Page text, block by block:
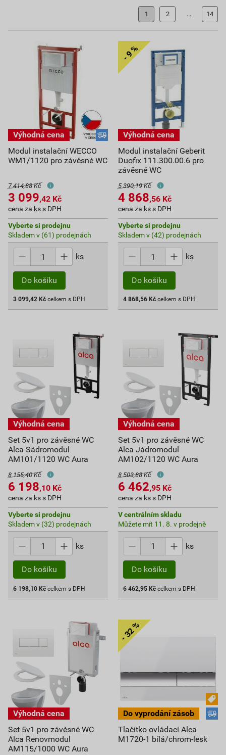
1 2 ... 14
Modul instalační WECCO
WM1/1120 pro závěsné WC
7 414,88 Kč
3 099,42 Kč
cena za ks s DPH
Vyberte si prodejnu
Skladem v (61) prodejnách
ks
Do košíku
3 099,42 Kč celkem s DPH
Modul instalační Geberit
Duofix 111.300.00.6 pro
závěsné WC
5 390,19 Kč
4 868,56 Kč
cena za ks s DPH
Vyberte si prodejnu
Skladem v (42) prodejnách
ks
Do košíku
4 868,56 Kč celkem s DPH
Set 5v1 pro závěsné WC
Alca Sádromodul
AM101/1120 WC Aura
8 155,40 Kč
6 198,10 Kč
cena za ks s DPH
Vyberte si prodejnu
Skladem v (32) prodejnách
ks
Do košíku
6 198,10 Kč celkem s DPH
Set 5v1 pro závěsné WC
Alca Jádromodul
AM102/1120 WC Aura
8 503,88 Kč
6 462,95 Kč
cena za ks s DPH
V centrálním skladu
Můžete mít 11. 8. v prodejně
ks
Do košíku
6 462,95 Kč celkem s DPH
Set 5v1 pro závěsné WC
Alca Renovmodul
AM115/1000 WC Aura
Tlačítko ovládací Alca
M1720-1 bílá/chrom-lesk